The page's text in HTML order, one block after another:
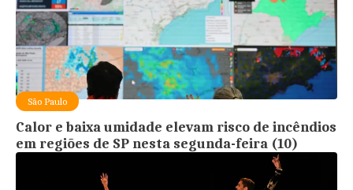
São Paulo
Calor e baixa umidade elevam risco de incêndios
em regiões de SP nesta segunda-feira (10)